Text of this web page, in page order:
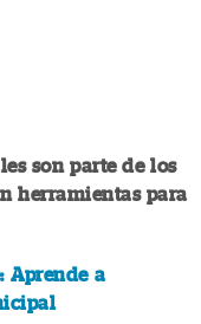
son parte de los
herramientas para
Aprende a